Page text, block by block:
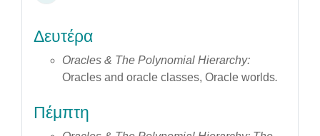
Δευτέρα
Oracles & The Polynomial Hierarchy:
Oracles and oracle classes, Oracle worlds.
Πέμπτη